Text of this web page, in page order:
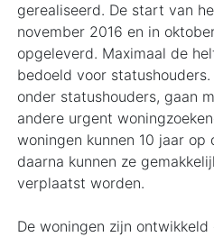
gerealiseerd. De start van
november 2016 en in
opgeleverd. Maximaal de
bedoeld voor
onder statushouders, gaan
andere urgent
woningen kunnen 10 jaar op
daarna kunnen ze
verplaatst worden.
De woningen zijn ontwikkeld